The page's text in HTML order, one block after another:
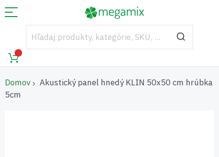
Domov
Akustický panel hnedý KLIN 50x50 cm hrúbka
5cm